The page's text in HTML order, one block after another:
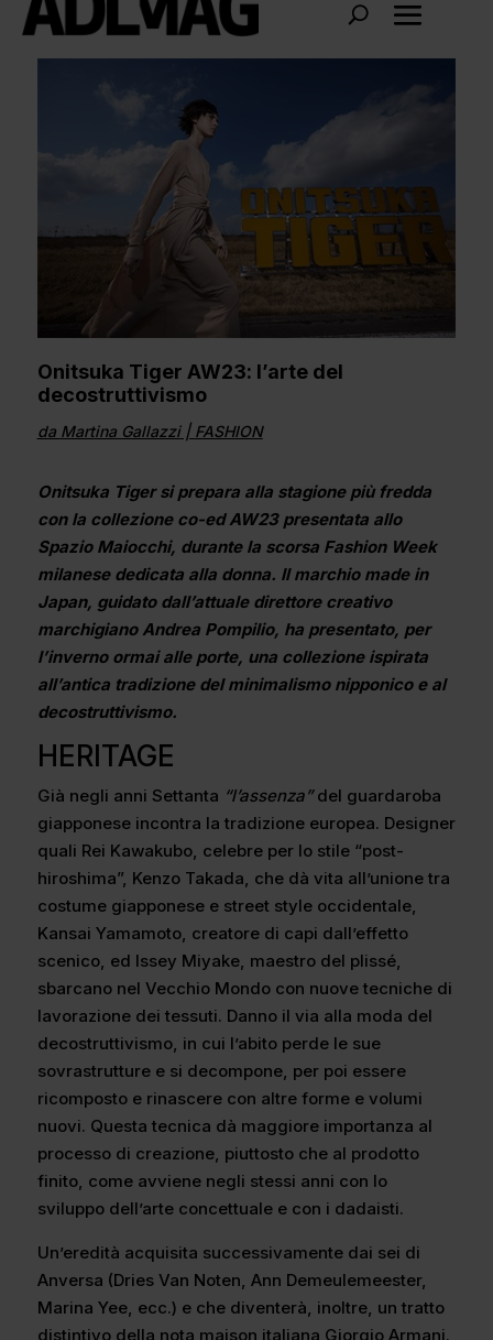
Onitsuka Tiger AW23: l’arte del
decostruttivismo
da Martina Gallazzi| FASHION
Onitsuka Tiger si prepara alla stagione più fredda
con la collezione co-ed AW23 presentata allo
Spazio Maiocchi, durante la scorsa Fashion Week
milanese dedicata alla donna. Il marchio made in
Japan, guidato dall’attuale direttore creativo
marchigiano Andrea Pompilio, ha presentato, per
l’inverno ormai alle porte, una collezione ispirata
all’antica tradizione del minimalismo nipponico e al
decostruttivismo.
HERITAGE
Già negli anni Settanta “l’assenza”del guardaroba
giapponese incontra la tradizione europea. Designer
quali Rei Kawakubo, celebre per lo stile “post-
hiroshima”, Kenzo Takada, che dà vita all’unione tra
costume giapponese e street style occidentale,
Kansai Yamamoto, creatore di capi dall’effetto
scenico, ed Issey Miyake, maestro del plissé,
sbarcano nel Vecchio Mondo con nuove tecniche di
lavorazione dei tessuti. Danno il via alla moda del
decostruttivismo, in cui l’abito perde le sue
sovrastrutture e si decompone, per poi essere
ricomposto e rinascere con altre forme e volumi
nuovi. Questa tecnica dà maggiore importanza al
processo di creazione, piuttosto che al prodotto
finito, come avviene negli stessi anni con lo
sviluppo dell’arte concettuale e con i dadaisti.
Un’eredità acquisita successivamente dai sei di
Anversa (Dries Van Noten, Ann Demeulemeester,
Marina Yee, ecc.) e che diventerà, inoltre, un tratto
distintivo della nota maison italiana Giorgio Armani.